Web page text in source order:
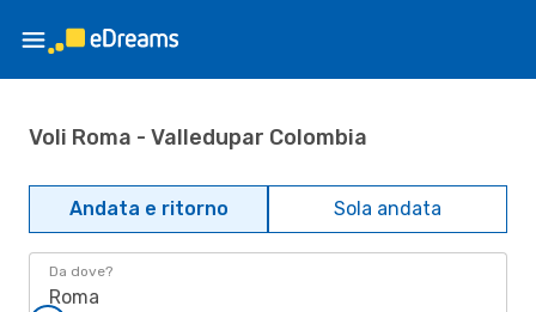
Voli Roma - Valledupar Colombia
Andata e ritorno Sola andata
Da dove?
Roma